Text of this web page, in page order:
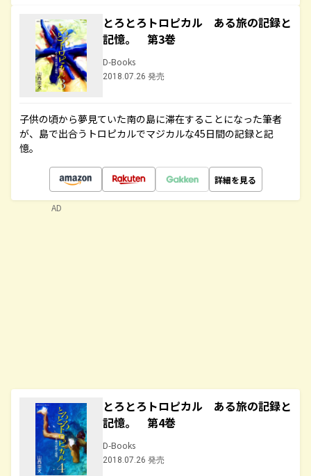
とろとろトロピカル ある旅の記録と
記憶。 第3巻
D-Books
2018.07.26 発売
子供の頃から夢見ていた南の島に滞在することになった筆者
が、島で出合うトロピカルでマジカルな45日間の記録と記
憶。
詳細を見る
とろとろトロピカル ある旅の記録と
記憶。 第4巻
D-Books
2018.07.26 発売
AD